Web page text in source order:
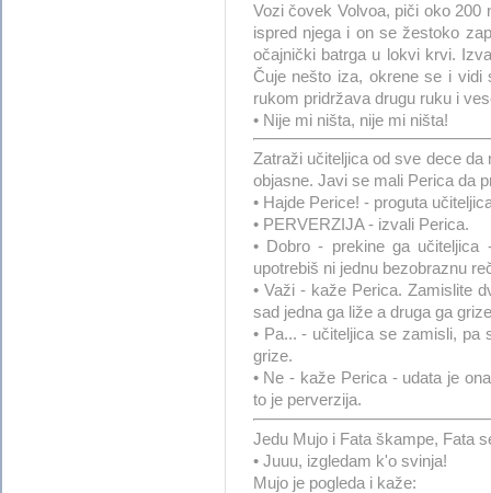
Vozi čovek Volvoa, piči oko 200
ispred njega i on se žestoko
očajnički batrga u lokvi krvi.
Čuje nešto iza, okrene se i vidi
rukom pridržava drugu ruku i
• Nije mi ništa, nije mi ništa!
Zatraži učiteljica od sve dece
objasne. Javi se mali Perica da
• Hajde Perice! - proguta
• PERVERZIJA - izvali Perica.
• Dobro - prekine ga
upotrebiš ni jednu bezobraznu
• Važi - kaže Perica. Zamislite
sad jedna ga liže a druga ga
• Pa... - učiteljica se zamisli,
grize.
• Ne - kaže Perica - udata je
to je perverzija.
Jedu Mujo i Fata škampe, Fata
• Juuu, izgledam k'o svinja!
Mujo je pogleda i kaže: